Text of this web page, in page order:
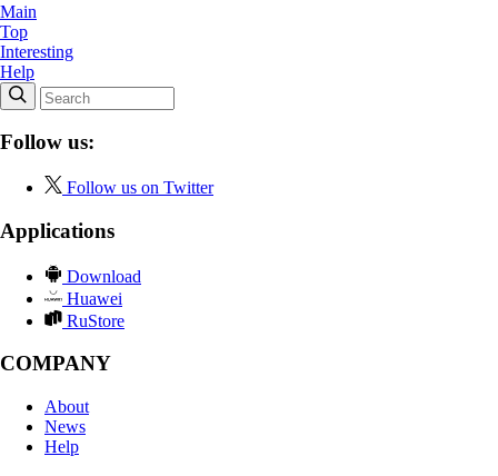
Main
Top
Interesting
Help
Follow us:
Follow us on Twitter
Applications
Download
Huawei
RuStore
COMPANY
About
News
Help